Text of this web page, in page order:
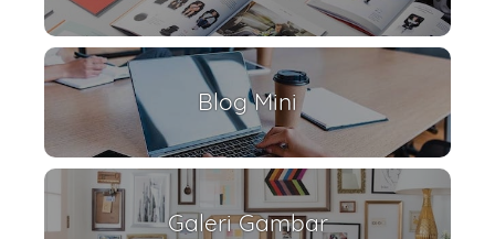
Blog Mini
Galeri Gambar